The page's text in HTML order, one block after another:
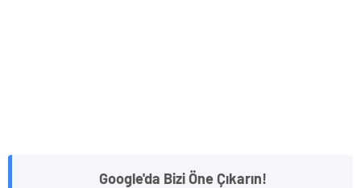
Google'da Bizi Öne Çıkarın!